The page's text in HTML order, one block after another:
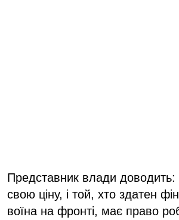
Представник влади доводить:
свою ціну, і той, хто здатен
воїна на фронті, має право